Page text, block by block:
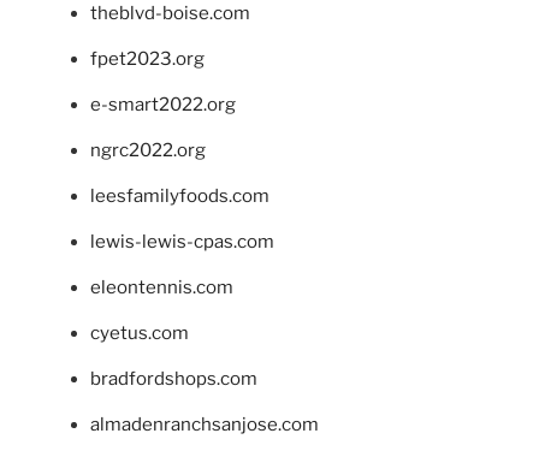
theblvd-boise.com
fpet2023.org
e-smart2022.org
ngrc2022.org
leesfamilyfoods.com
lewis-lewis-cpas.com
eleontennis.com
cyetus.com
bradfordshops.com
almadenranchsanjose.com